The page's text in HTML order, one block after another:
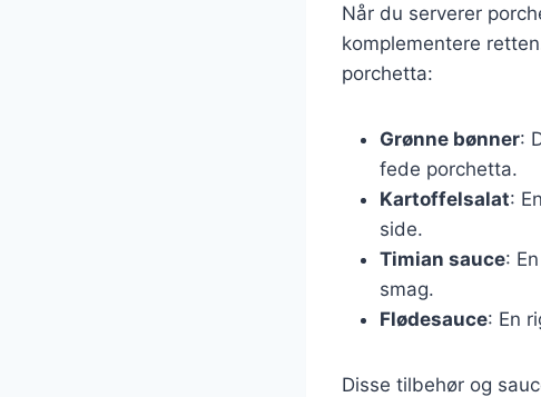
Når du serverer
komplementere
porchetta:
Grønne bønner:
fede porchetta.
Kartoffelsalat:
side.
Timian sauce:
smag.
Flødesauce: En
Disse tilbehør og